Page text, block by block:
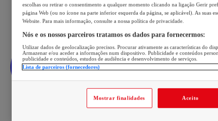
escolhas ou retirar o consentimento a qualquer momento clicando na ligação Gerir
página Web (ou no ícone na parte inferior esquerda da página, se aplicável). As suas
Website. Para mais informação, consulte a nossa política de privacidade.
Nós e os nossos parceiros tratamos os dados para fornecermos:
Utilizar dados de geolocalização precisos. Procurar ativamente as características do
Armazenar e/ou aceder a informações num dispositivo. Publicidade e conteúdos
publicidade e conteúdos, estudos de audiência e desenvolvimento de serviços.
Lista de parceiros (fornecedores)
Mostrar finalidades Aceito